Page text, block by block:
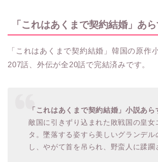
「これはあくまで契約結婚」あ
「これはあくまで契約結婚」韓国の原作
207話、外伝が全20話で完結済みです。
「これはあくまで契約結婚」小説あら
敵国に引きずり込まれた敗戦国の皇女
タ。墜落する姿すら美しいグランデル
し、やがて首を吊られ、野蛮人に蹂躙